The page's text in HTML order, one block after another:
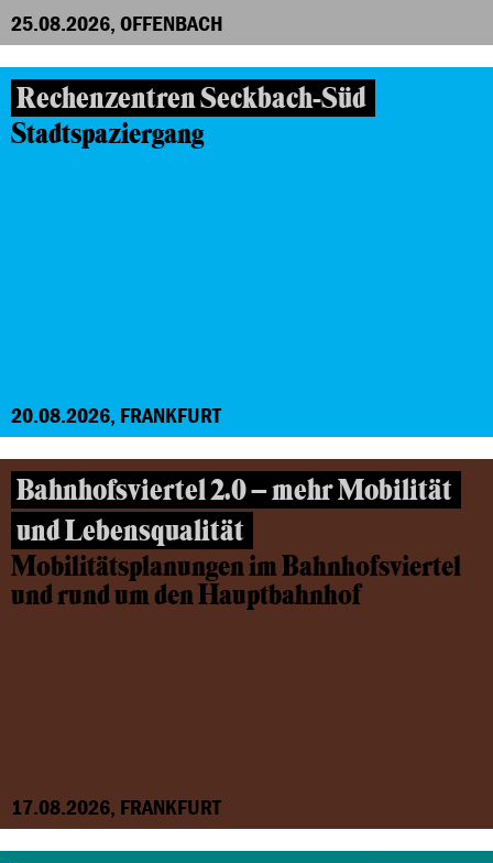
25.08.2026, OFFENBACH
Rechenzentren Seckbach-Süd
Stadtspaziergang
20.08.2026, FRANKFURT
Bahnhofsviertel 2.0 – mehr Mobilität
und Lebensqualität
Mobilitätsplanungen im Bahnhofsviertel
und rund um den Hauptbahnhof
17.08.2026, FRANKFURT